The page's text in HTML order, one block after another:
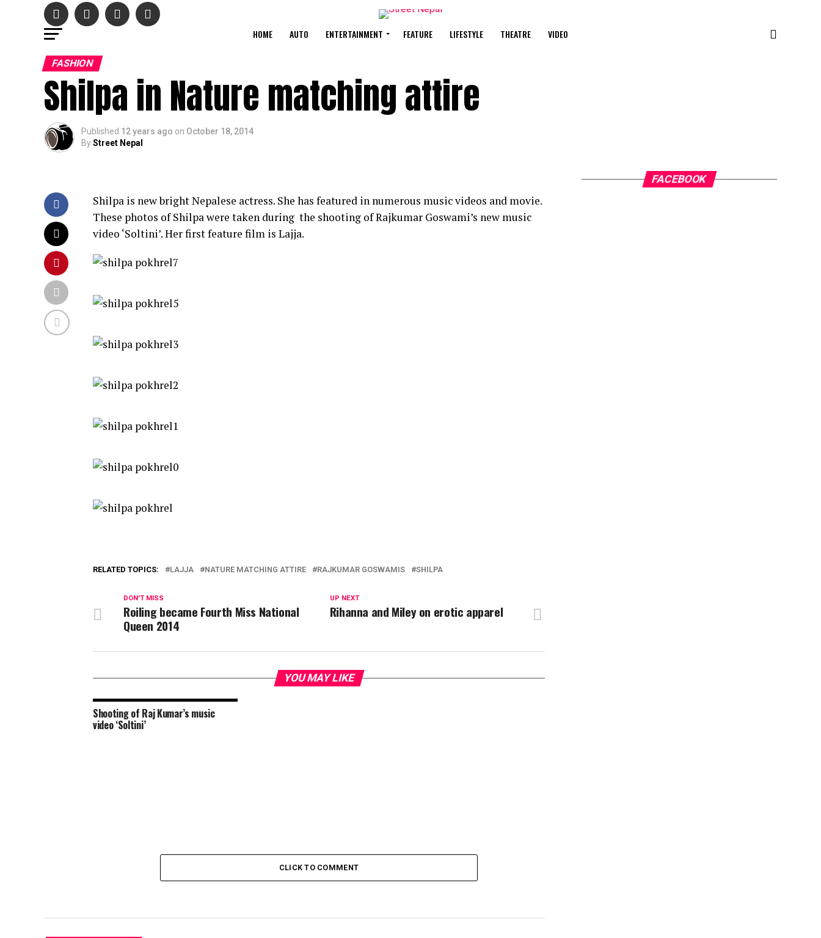
HOME AUTO ENTERTAINMENT FEATURE LIFESTYLE THEATRE VIDEO
FASHION
Shilpa in Nature matching attire
Published 12 years ago on October 18, 2014
ByStreet Nepal
Shilpa is new bright Nepalese actress. She has featured in numerous music videos and movie.
These photos of Shilpa were taken during the shooting of Rajkumar Goswami’s new music
video ‘Soltini’. Her first feature film is Lajja.
RELATED TOPICS: LAJJA NATURE MATCHING ATTIRE RAJKUMAR GOSWAMIS SHILPA
UP NEXT
Rihanna and Miley on erotic apparel
DON'T MISS
Roiling became Fourth Miss National
Queen 2014
YOU MAY LIKE
Shooting of Raj Kumar’s music
video ‘Soltini’
CLICK TO COMMENT
FACEBOOK